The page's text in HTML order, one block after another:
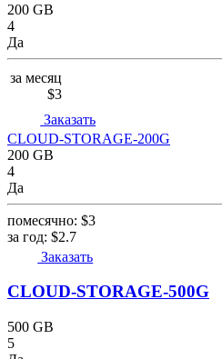
200 GB
4
Да
за месяц
$3
Заказать
CLOUD-STORAGE-200G
200 GB
4
Да
помесячно: $3
за год: $2.7
Заказать
CLOUD-STORAGE-500G
500 GB
5